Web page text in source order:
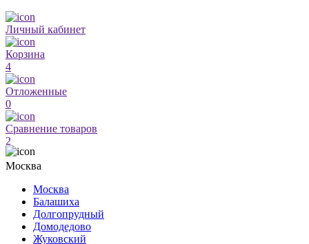
Личный кабинет
Корзина
4
Отложенные
0
Сравнение товаров
2
Москва
Москва
Балашиха
Долгопрудный
Домодедово
Жуковский